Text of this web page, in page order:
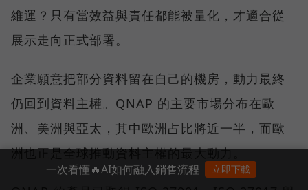
維運？只有當效益與責任都能被量化，才適合從
展示走向正式部署。
企業願意把部分資料留在自己的機房，動力最終
仍回到資料主權。QNAP 的主要市場分布在歐
洲、美洲與亞太，其中歐洲占比將近一半，而歐
洲也正是全球推動資料主權的最大動力。
一次看懂🔥AI如何融入銷售流程 立即下載